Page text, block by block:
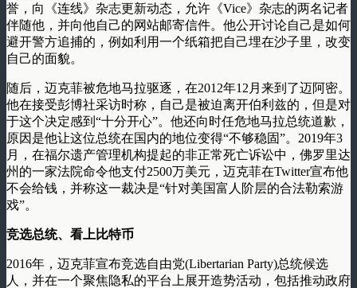
誉，向《连线》杂志更新动态，允许《Vice》杂志的两名记者
伴随他，并向他自己的网站邮寄信件。他公开讨论自己是如何
避开警方追捕的，例如利用一个纸箱把自己埋在沙子里，改变
自己的面貌。
随后，迈克菲被危地马拉驱逐，在2012年12月来到了迈阿密。
他在接受彭博社采访时称，自己是被迫离开伯利兹的，但是对
于这个决定感到“十分开心”。他还向时任危地马拉总统道歉，
原因是他让这位总统在国内的地位变得“不够稳固”。2019年3
月，在福尔遗产管理机构提起的非正常死亡诉讼中，佛罗里达
州的一家法院命令他支付2500万美元，迈克菲在Twitter宣布他
不会给钱，并称这一裁决是“针对美国富人阶层的合法勒索游
戏”。
竞选总统、看上比特币
2016年，迈克菲宣布竞选自由党(Libertarian Party)总统候选
人，并在一个聚焦隐私的平台上展开造势活动，包括推动政府